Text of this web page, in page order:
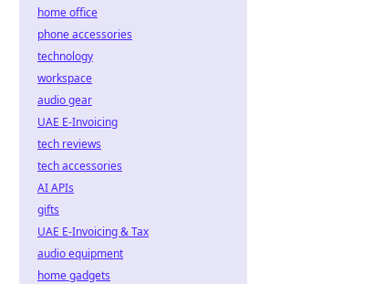
home office
phone accessories
technology
workspace
audio gear
UAE E-Invoicing
tech reviews
tech accessories
AI APIs
gifts
UAE E-Invoicing & Tax
audio equipment
home gadgets